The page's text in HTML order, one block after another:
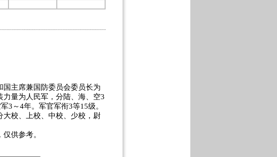
主席兼国防委员会委员长为
量为人民军，分陆、海、空3
3～4年。军官军衔3等15级。
校、上校、中校、少校，尉
供参考。